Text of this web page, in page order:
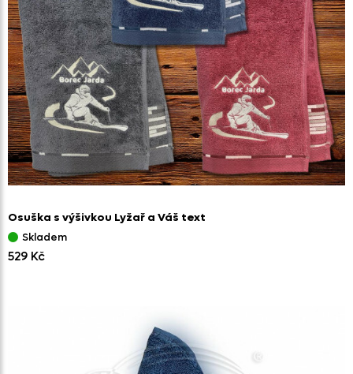
Osuška s výšivkou Lyžař a Váš text
Skladem
529 Kč